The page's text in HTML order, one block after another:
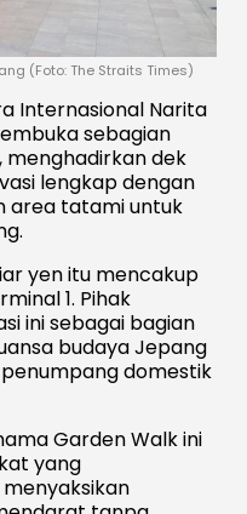
(Foto: The Straits Times)
Internasional Narita
sebagian
menghadirkan dek
lengkap dengan
area tatami untuk
yen itu mencakup
1. Pihak
ini sebagai bagian
budaya Jepang
domestik
Garden Walk ini
yang